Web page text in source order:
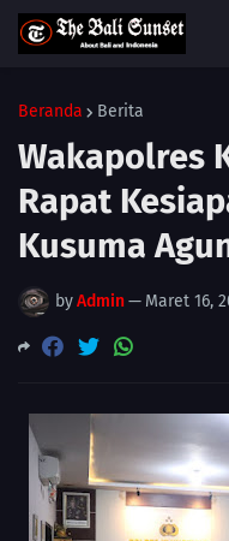
Beranda Berita
Wakapolres
Rapat
Kusuma
byAdmin— Maret 16,